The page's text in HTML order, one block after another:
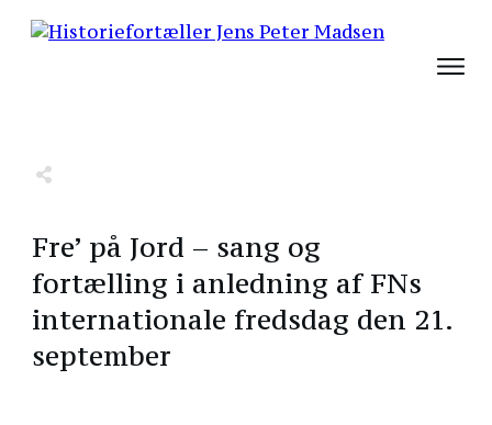
Fre’ på Jord – sang og
fortælling i anledning af FNs
internationale fredsdag den 21.
september